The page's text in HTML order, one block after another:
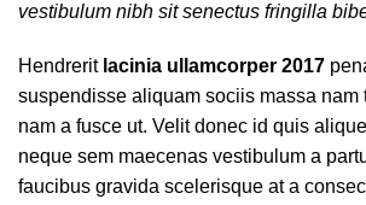
vestibulum nibh sit senectus fringilla
Hendrerit lacinia ullamcorper 2017
suspendisse aliquam sociis massa nam
nam a fusce ut. Velit donec id quis
neque sem maecenas vestibulum a
faucibus gravida scelerisque at a